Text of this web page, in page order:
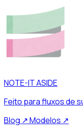
NOTE-IT ASIDE
Feito para fluxos de
Blog ↗Modelos ↗